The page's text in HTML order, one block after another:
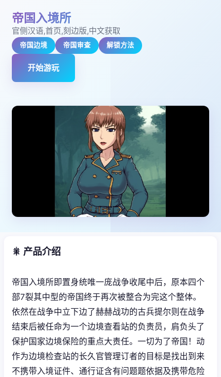
帝国入境所
官侧汉语,首页,刻边版,中文获取
帝国边境 帝国审查 解锁方法
开始游玩
🎇 产品介绍
帝国入境所即置身统唯一庞战争收尾中后，原本四个
部7裂其中型的帝国终于再次被整合为完这个整体。
依然在战争中立下边了赫赫战功的古兵提尔则在战争
结束后被任命为一个边境查看站的负责员，肩负头了
保护国家边境保险的重点大责任。一切为了帝国！动
作为边境检查站的长久官管理订者的目标是找出到来
不携带入境证件、通行证含有问题题依据及携带危险